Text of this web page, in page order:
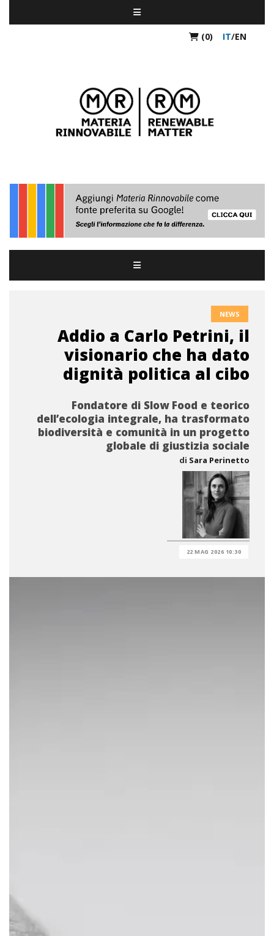
(0) IT/EN
NEWS
Addio a Carlo Petrini, il
visionario che ha dato
dignità politica al cibo
Fondatore di Slow Food e teorico
dell’ecologia integrale, ha trasformato
biodiversità e comunità in un progetto
globale di giustizia sociale
di Sara Perinetto
22 MAG 2026 10:30